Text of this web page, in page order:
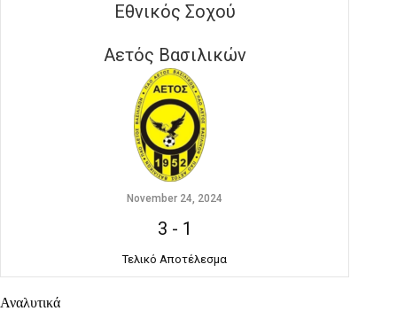
Εθνικός Σοχού
Αετός Βασιλικών
November 24, 2024
3 - 1
Τελικό Αποτέλεσμα
Αναλυτικά